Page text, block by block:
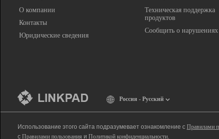
О компании
Контакты
Юридические сведения
Техническая поддержка
продуктов
Сообщить о нарушениях
Россия - Русский
Использование этого сайта подразумевает ознакомление с Правилами
с Правилами пользования и Политикой конфиденциальности.